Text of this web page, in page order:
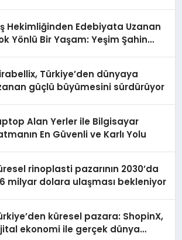
Hekimliğinden Edebiyata Uzanan
Yönlü Bir Yaşam: Yeşim Şahin
Türkiye’den dünyaya
güçlü büyümesini sürdürüyor
Alan Yerler ile Bilgisayar
En Güvenli ve Karlı Yolu
rinoplasti pazarının 2030’da
milyar dolara ulaşması bekleniyor
küresel pazara: ShopinX,
ekonomi ile gerçek dünya